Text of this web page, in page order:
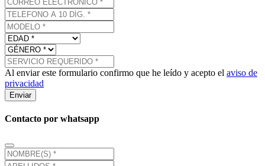
Al enviar este formulario confirmo que he leído y acepto el aviso de
privacidad
Enviar
Contacto por whatsapp